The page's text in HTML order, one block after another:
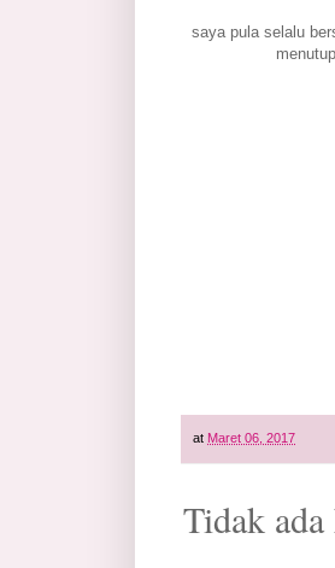
saya pula selalu
at Maret 06, 2017
Tidak